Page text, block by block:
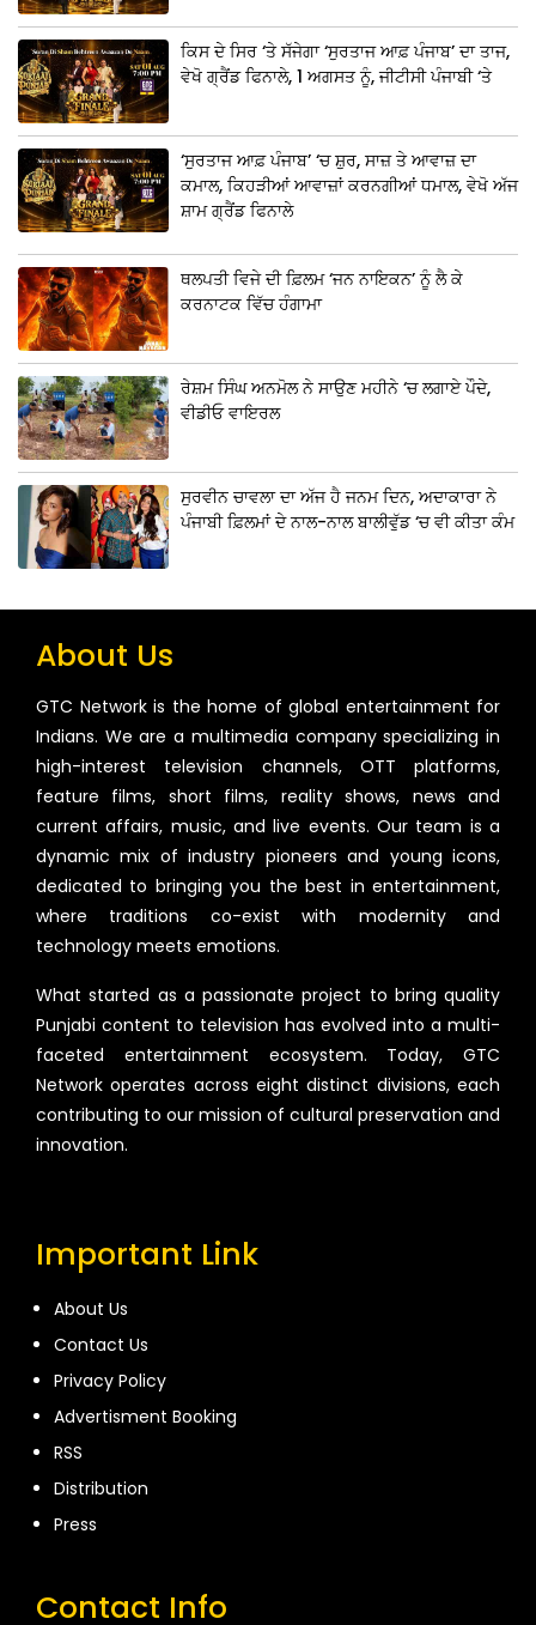
ਕਿਸ ਦੇ ਸਿਰ ‘ਤੇ ਸੱਜੇਗਾ ‘ਸੁਰਤਾਜ ਆਫ਼ ਪੰਜਾਬ’ ਦਾ ਤਾਜ,
ਵੇਖੋ ਗ੍ਰੈਂਡ ਫਿਨਾਲੇ, 1 ਅਗਸਤ ਨੂੰ, ਜੀਟੀਸੀ ਪੰਜਾਬੀ ‘ਤੇ
‘ਸੁਰਤਾਜ ਆਫ਼ ਪੰਜਾਬ’ ‘ਚ ਸ਼ੁਰ, ਸਾਜ਼ ਤੇ ਆਵਾਜ਼ ਦਾ
ਕਮਾਲ, ਕਿਹੜੀਆਂ ਆਵਾਜ਼ਾਂ ਕਰਨਗੀਆਂ ਧਮਾਲ, ਵੇਖੋ ਅੱਜ
ਸ਼ਾਮ ਗ੍ਰੈਂਡ ਫਿਨਾਲੇ
ਥਲਪਤੀ ਵਿਜੇ ਦੀ ਫ਼ਿਲਮ ‘ਜਨ ਨਾਇਕਨ’ ਨੂੰ ਲੈ ਕੇ
ਕਰਨਾਟਕ ਵਿੱਚ ਹੰਗਾਮਾ
ਰੇਸ਼ਮ ਸਿੰਘ ਅਨਮੋਲ ਨੇ ਸਾਉਣ ਮਹੀਨੇ ‘ਚ ਲਗਾਏ ਪੌਦੇ,
ਵੀਡੀਓ ਵਾਇਰਲ
ਸੁਰਵੀਨ ਚਾਵਲਾ ਦਾ ਅੱਜ ਹੈ ਜਨਮ ਦਿਨ, ਅਦਾਕਾਰਾ ਨੇ
ਪੰਜਾਬੀ ਫ਼ਿਲਮਾਂ ਦੇ ਨਾਲ-ਨਾਲ ਬਾਲੀਵੁੱਡ ‘ਚ ਵੀ ਕੀਤਾ ਕੰਮ
About Us
GTC Network is the home of global entertainment for
Indians. We are a multimedia company specializing in
high-interest television channels, OTT platforms,
feature films, short films, reality shows, news and
current affairs, music, and live events. Our team is a
dynamic mix of industry pioneers and young icons,
dedicated to bringing you the best in entertainment,
where traditions co-exist with modernity and
technology meets emotions.
What started as a passionate project to bring quality
Punjabi content to television has evolved into a multi-
faceted entertainment ecosystem. Today, GTC
Network operates across eight distinct divisions, each
contributing to our mission of cultural preservation and
innovation.
Important Link
About Us
Contact Us
Privacy Policy
Advertisment Booking
RSS
Distribution
Press
Contact Info